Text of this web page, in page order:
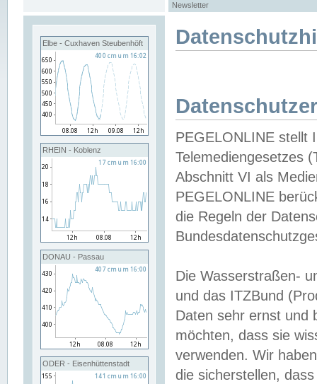
Newsletter
Elbe - Cuxhaven Steubenhöft
RHEIN - Koblenz
DONAU - Passau
ODER - Eisenhüttenstadt
PEGELONLINE stellt
Telemediengesetzes
Abschnitt VI als
PEGELONLINE
die Regeln der
Die Wasserstraßen-
und das ITZBund
Daten sehr ernst und
möchten, dass sie
verwenden. Wir
die sicherstellen,